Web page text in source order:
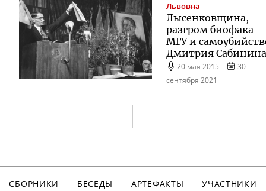
Львовна
Лысенковщина,
разгром биофака
МГУ и
Дмитрия Сабинина
20 мая 2015
30
сентября 2021
СБОРНИКИ БЕСЕДЫ АРТЕФАКТЫ
УЧАСТНИКИ